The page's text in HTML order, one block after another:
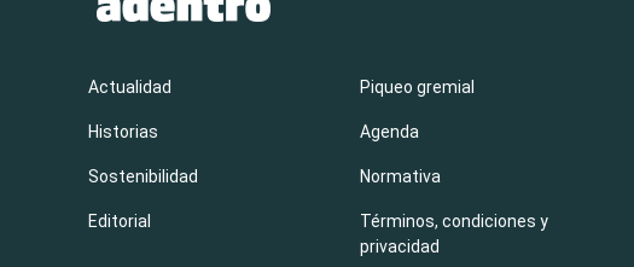
Actualidad
Historias
Sostenibilidad
Editorial
Piqueo gremial
Agenda
Normativa
Términos, condiciones y
privacidad